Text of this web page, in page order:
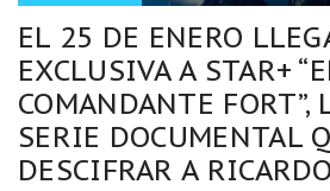
EL 25 DE ENERO
EXCLUSIVA A STAR+
COMANDANTE FORT”,
SERIE DOCUMENTAL
DESCIFRAR A